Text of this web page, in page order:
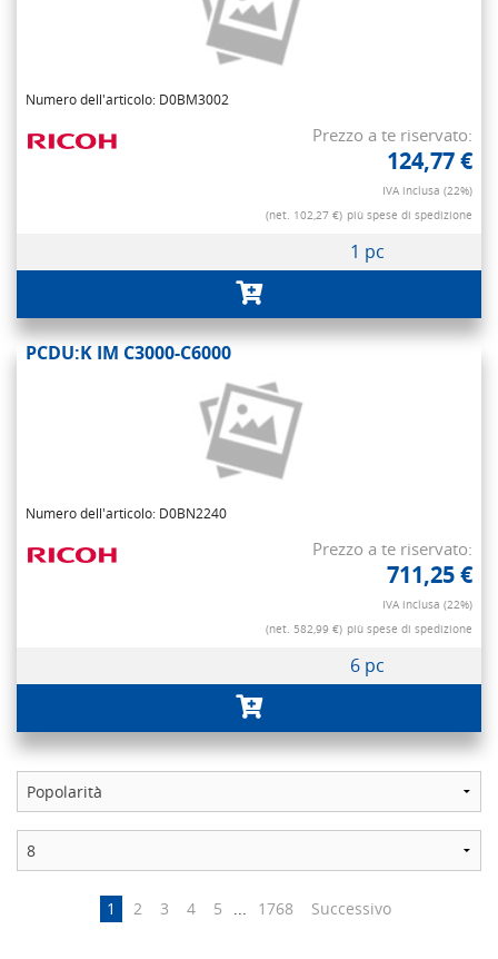
Numero dell'articolo: D0BM3002
Prezzo a te riservato:
124,77 €
IVA inclusa (22%)
(net. 102,27 €) più spese di spedizione
1 pc
PCDU:K IM C3000-C6000
Numero dell'articolo: D0BN2240
Prezzo a te riservato:
711,25 €
IVA inclusa (22%)
(net. 582,99 €) più spese di spedizione
6 pc
1 2 3 4 5 ... 1768 Successivo